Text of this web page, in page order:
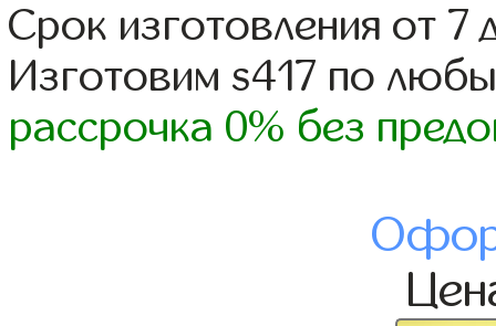
Срок изготовления от 7
Изготовим s417 по
рассрочка 0% без